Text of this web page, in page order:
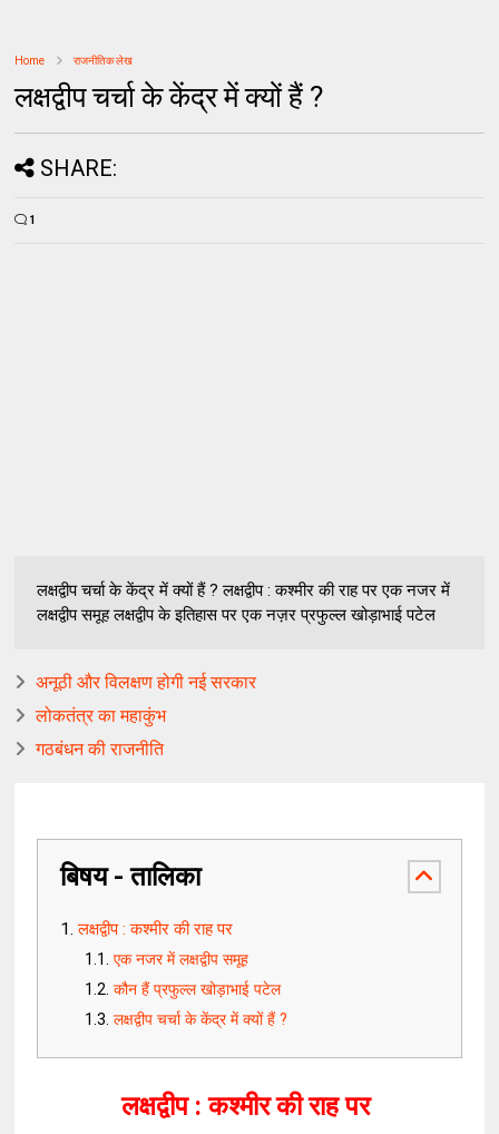
Home राजनीतिक लेख
लक्षद्वीप चर्चा के केंद्र में क्यों हैं ?
SHARE:
1
लक्षद्वीप चर्चा के केंद्र में क्यों हैं ? लक्षद्वीप : कश्मीर की राह पर एक नजर में
लक्षद्वीप समूह लक्षद्वीप के इतिहास पर एक नज़र प्रफुल्ल खोड़ाभाई पटेल
अनूठी और विलक्षण होगी नई सरकार
लोकतंत्र का महाकुंभ
गठबंधन की राजनीति
बिषय - तालिका
लक्षद्वीप : कश्मीर की राह पर
एक नजर में लक्षद्वीप समूह
कौन हैं प्रफुल्ल खोड़ाभाई पटेल
लक्षद्वीप चर्चा के केंद्र में क्यों हैं ?
लक्षद्वीप : कश्मीर की राह पर